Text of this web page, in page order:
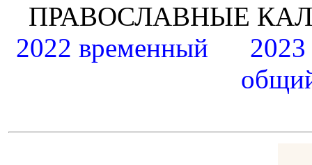
ПРАВОСЛАВНЫЕ
2022 временный